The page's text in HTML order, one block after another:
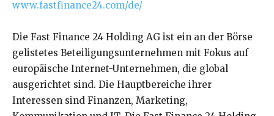
www.fastfinance24.com/de/
Die Fast Finance 24 Holding AG ist ein an der Börse
gelistetes Beteiligungsunternehmen mit Fokus auf
europäische Internet-Unternehmen, die global
ausgerichtet sind. Die Hauptbereiche ihrer
Interessen sind Finanzen, Marketing,